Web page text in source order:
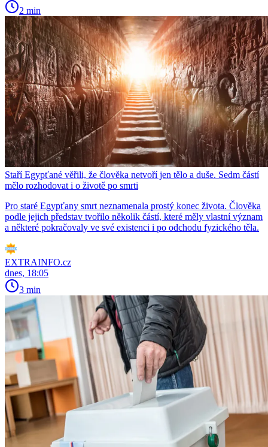
2 min
Staří Egypťané věřili, že člověka netvoří jen tělo a duše. Sedm částí
mělo rozhodovat i o životě po smrti
Pro staré Egypťany smrt neznamenala prostý konec života. Člověka
podle jejich představ tvořilo několik částí, které měly vlastní význam
a některé pokračovaly ve své existenci i po odchodu fyzického těla.
EXTRAINFO.cz
dnes, 18:05
3 min